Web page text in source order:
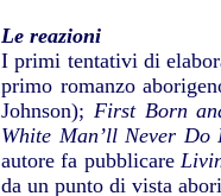
Le reazioni
I primi tentativi di
primo romanzo
Johnson); First Born
White Man’ll Never Do
autore fa pubblicare
da un punto di vista